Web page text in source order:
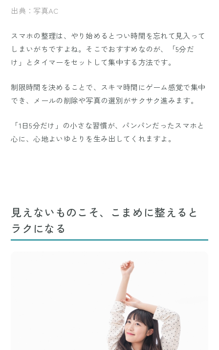
出典：写真AC
スマホの整理は、やり始めるとつい時間を忘れて見入って
しまいがちですよね。そこでおすすめなのが、「5分だ
け」とタイマーをセットして集中する方法です。
制限時間を決めることで、スキマ時間にゲーム感覚で集中
でき、メールの削除や写真の選別がサクサク進みます。
「1日5分だけ」の小さな習慣が、パンパンだったスマホと
心に、心地よいゆとりを生み出してくれますよ。
見えないものこそ、こまめに整えると
ラクになる